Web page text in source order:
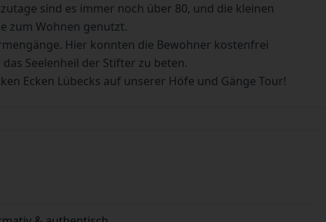
sind es immer noch über 80, und die kleinen
zum Wohnen genutzt.
Hier konnten die Bewohner kostenfrei
Seelenheil der Stifter zu beten.
Ecken Lübecks auf unserer Höfe und Gänge Tour!